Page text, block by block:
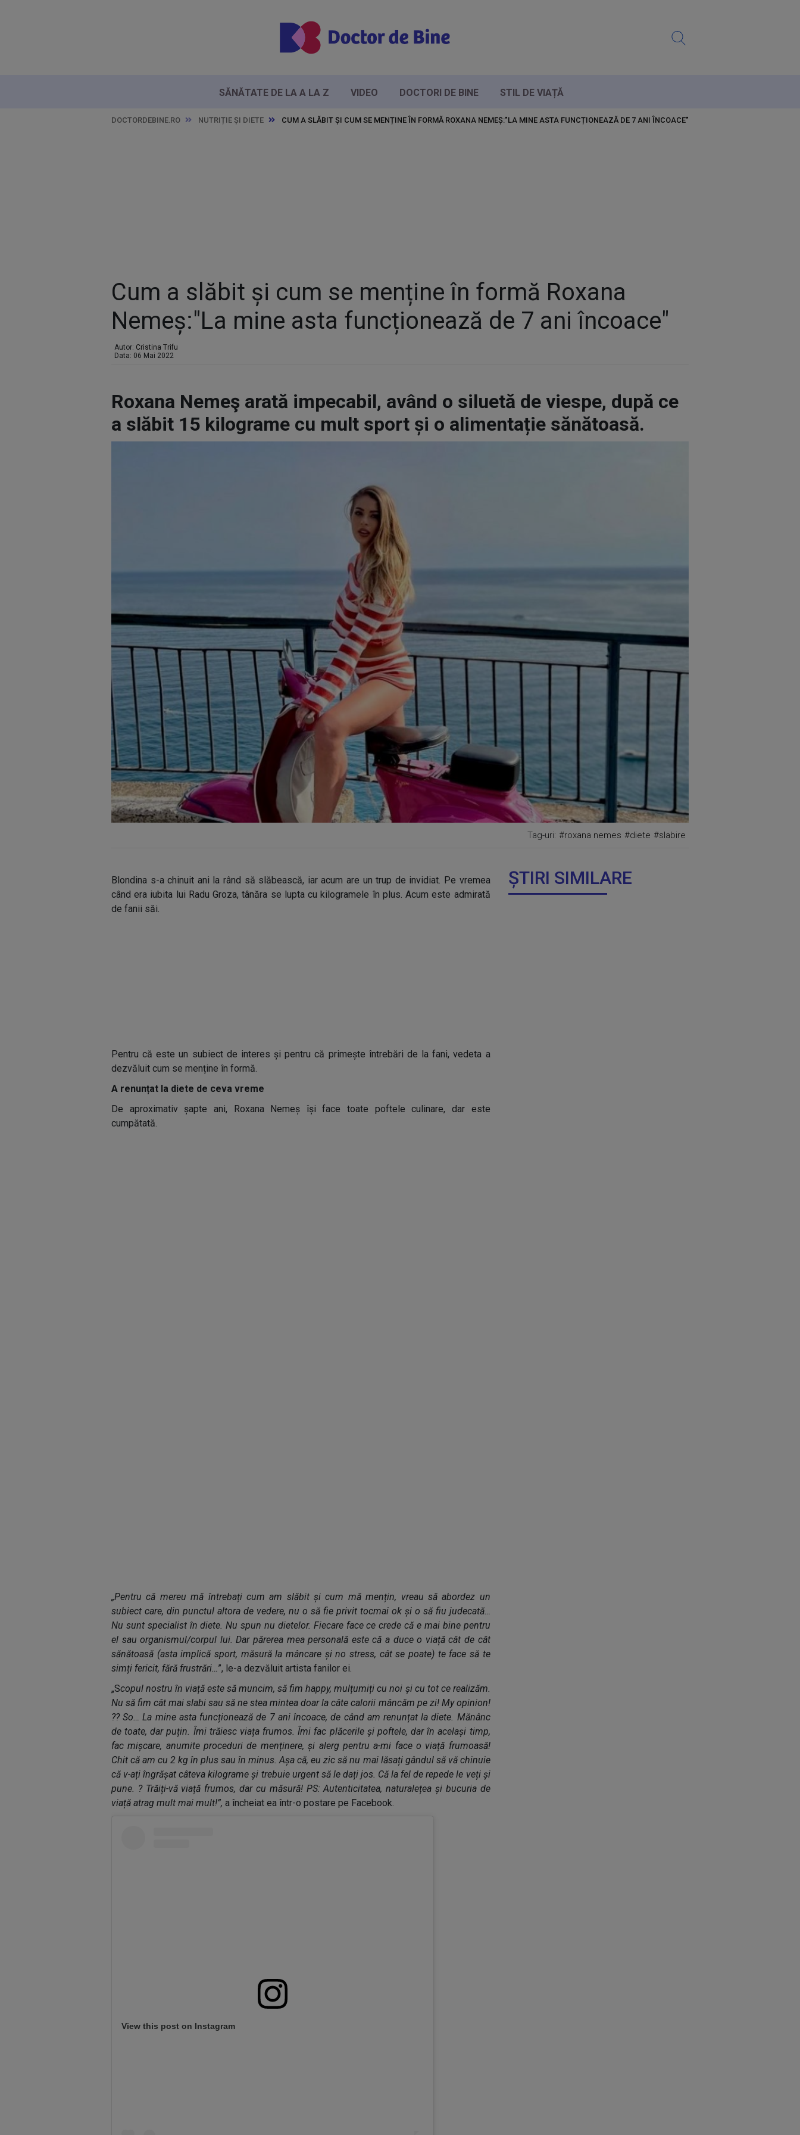
SĂNĂTATE DE LA A LA Z VIDEO DOCTORI DE BINE STIL DE VIAȚĂ
DOCTORDEBINE.RO NUTRIȚIE ȘI DIETE CUM A SLĂBIT ȘI CUM SE MENȚINE ÎN FORMĂ ROXANA NEMEȘ:"LA MINE ASTA FUNCȚIONEAZĂ DE 7 ANI ÎNCOACE"
Cum a slăbit și cum se menține în formă Roxana
Nemeș:"La mine asta funcționează de 7 ani încoace"
Autor: Cristina Trifu
Data: 06 Mai 2022
Roxana Nemeş arată impecabil, având o siluetă de viespe, după ce
a slăbit 15 kilograme cu mult sport și o alimentație sănătoasă.
Tag-uri: #roxana nemes #diete #slabire
Blondina s-a chinuit ani la rând să slăbească, iar acum are un trup de invidiat. Pe vremea
când era iubita lui Radu Groza, tânăra se lupta cu kilogramele în plus. Acum este admirată
de fanii săi.
Pentru că este un subiect de interes și pentru că primește întrebări de la fani, vedeta a
dezvăluit cum se menține în formă.
A renunțat la diete de ceva vreme
De aproximativ șapte ani, Roxana Nemeș își face toate poftele culinare, dar este
cumpătată.
„Pentru că mereu mă întrebați cum am slăbit și cum mă mențin, vreau să abordez un
subiect care, din punctul altora de vedere, nu o să fie privit tocmai ok și o să fiu judecată…
Nu sunt specialist în diete. Nu spun nu dietelor. Fiecare face ce crede că e mai bine pentru
el sau organismul/corpul lui. Dar părerea mea personală este că a duce o viață cât de cât
sănătoasă (asta implică sport, măsură la mâncare și no stress, cât se poate) te face să te
simți fericit, fără frustrări…”, le-a dezvăluit artista fanilor ei.
„Scopul nostru în viață este să muncim, să fim happy, mulțumiți cu noi și cu tot ce realizăm.
Nu să fim cât mai slabi sau să ne stea mintea doar la câte calorii mâncăm pe zi! My opinion!
?? So… La mine asta funcționează de 7 ani încoace, de când am renunțat la diete. Mănânc
de toate, dar puțin. Îmi trăiesc viața frumos. Îmi fac plăcerile și poftele, dar în același timp,
fac mișcare, anumite proceduri de menținere, și alerg pentru a-mi face o viață frumoasă!
Chit că am cu 2 kg în plus sau în minus. Așa că, eu zic să nu mai lăsați gândul să vă chinuie
că v-ați îngrășat câteva kilograme și trebuie urgent să le dați jos. Că la fel de repede le veți și
pune. ? Trăiți-vă viață frumos, dar cu măsură! PS: Autenticitatea, naturalețea și bucuria de
viață atrag mult mai mult!”, a încheiat ea într-o postare pe Facebook.
View this post on Instagram
ȘTIRI SIMILARE